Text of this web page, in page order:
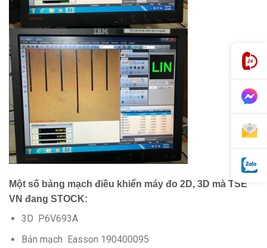
Một số bảng mạch điều khiển máy đo 2D, 3D mà TSE
VN đang STOCK:
3D P6V693A
Bản mạch Easson 190400095